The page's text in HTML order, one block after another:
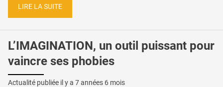
LIRE LA SUITE
L’IMAGINATION, un outil puissant pour
vaincre ses phobies
Actualité publiée il y a 7 années 6 mois